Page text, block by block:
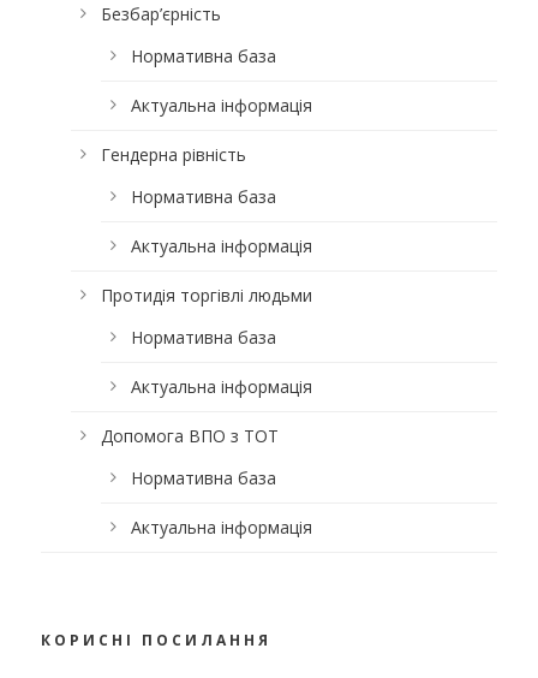
Безбар’єрність
Нормативна база
Актуальна інформація
Гендерна рівність
Нормативна база
Актуальна інформація
Протидія торгівлі людьми
Нормативна база
Актуальна інформація
Допомога ВПО з ТОТ
Нормативна база
Актуальна інформація
КОРИСНІ ПОСИЛАННЯ